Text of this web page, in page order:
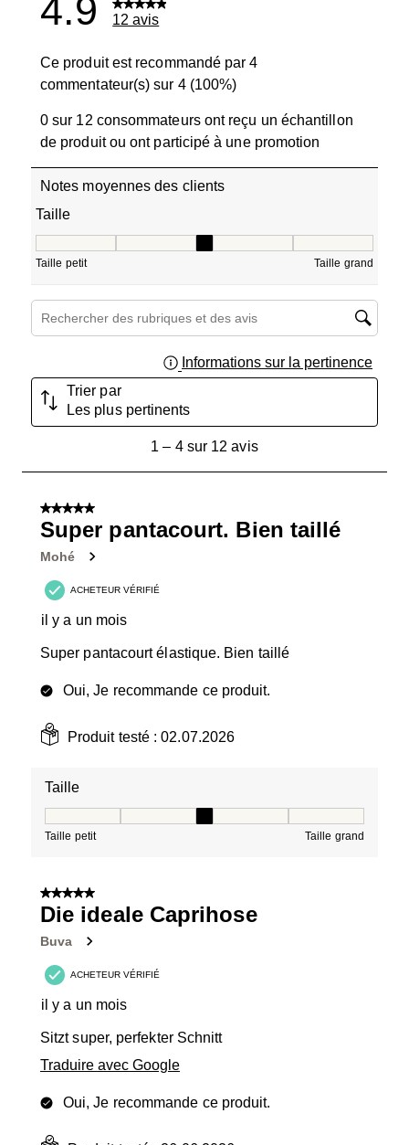
4.9 12 avis
Ce produit est recommandé par 4
commentateur(s) sur 4 (100%)
0 sur 12 consommateurs ont reçu un échantillon
de produit ou ont participé à une promotion
Notes moyennes des clients
Taille
Taille petit Taille grand
Zone de recherche de sujet et d'avis
Informations sur la pertinence
Trier par
Les plus pertinents
sur
avis.
1 – 4 sur 12 avis
5 sur 5 étoiles.
Super pantacourt. Bien taillé
Mohé
ACHETEUR VÉRIFIÉ
il y a un mois
Super pantacourt élastique. Bien taillé
Oui, Je recommande ce produit.
Produit testé :02.07.2026
Taille
Taille petit Taille grand
5 sur 5 étoiles.
Die ideale Caprihose
Buva
ACHETEUR VÉRIFIÉ
il y a un mois
Sitzt super, perfekter Schnitt
Traduire avec Google
Oui, Je recommande ce produit.